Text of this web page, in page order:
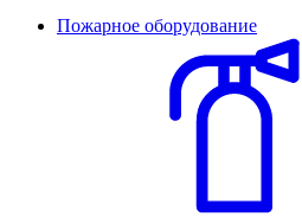
Пожарное оборудование